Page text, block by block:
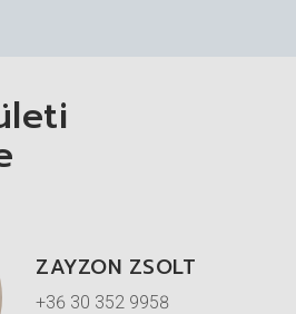
ZAYZON ZSOLT
+36 30 352 9958